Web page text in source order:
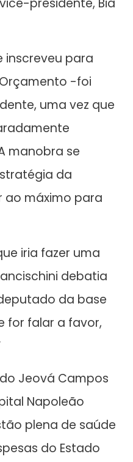
inscreveu para
-foi
uma vez que
manobra se
da
ao máximo para
iria fazer uma
debatia
da base
for falar a favor,
Jeová Campos
Napoleão
plena de saúde
do Estado